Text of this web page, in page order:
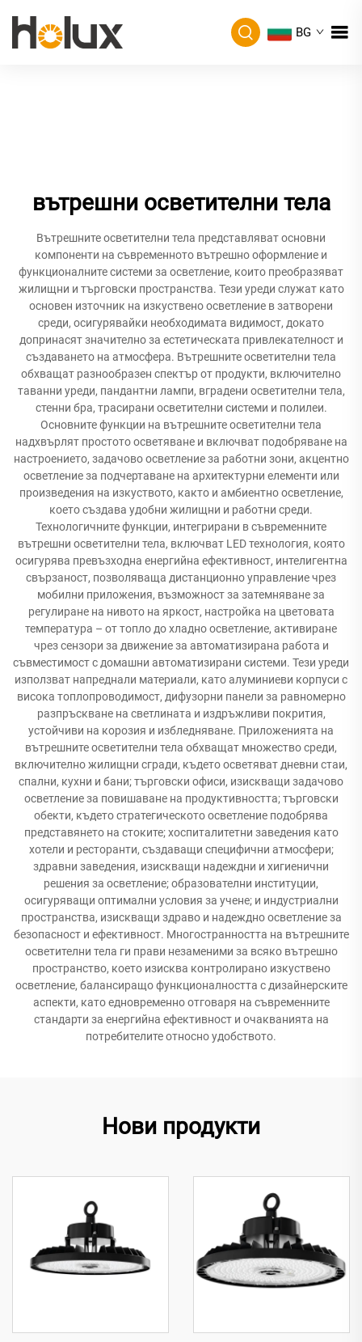
BG
вътрешни осветителни тела
Вътрешните осветителни тела представляват основни
компоненти на съвременното вътрешно оформление и
функционалните системи за осветление, които преобразяват
жилищни и търговски пространства. Тези уреди служат като
основен източник на изкуствено осветление в затворени
среди, осигурявайки необходимата видимост, докато
допринасят значително за естетическата привлекателност и
създаването на атмосфера. Вътрешните осветителни тела
обхващат разнообразен спектър от продукти, включително
таванни уреди, пандантни лампи, вградени осветителни тела,
стенни бра, трасирани осветителни системи и полилеи.
Основните функции на вътрешните осветителни тела
надхвърлят простото осветяване и включват подобряване на
настроението, задачово осветление за работни зони, акцентно
осветление за подчертаване на архитектурни елементи или
произведения на изкуството, както и амбиентно осветление,
което създава удобни жилищни и работни среди.
Технологичните функции, интегрирани в съвременните
вътрешни осветителни тела, включват LED технология, която
осигурява превъзходна енергийна ефективност, интелигентна
свързаност, позволяваща дистанционно управление чрез
мобилни приложения, възможност за затемняване за
регулиране на нивото на яркост, настройка на цветовата
температура – от топло до хладно осветление, активиране
чрез сензори за движение за автоматизирана работа и
съвместимост с домашни автоматизирани системи. Тези уреди
използват напреднали материали, като алуминиеви корпуси с
висока топлопроводимост, дифузорни панели за равномерно
разпръскване на светлината и издръжливи покрития,
устойчиви на корозия и избледняване. Приложенията на
вътрешните осветителни тела обхващат множество среди,
включително жилищни сгради, където осветяват дневни стаи,
спални, кухни и бани; търговски офиси, изискващи задачово
осветление за повишаване на продуктивността; търговски
обекти, където стратегическото осветление подобрява
представянето на стоките; хоспиталитетни заведения като
хотели и ресторанти, създаващи специфични атмосфери;
здравни заведения, изискващи надеждни и хигиенични
решения за осветление; образователни институции,
осигуряващи оптимални условия за учене; и индустриални
пространства, изискващи здраво и надеждно осветление за
безопасност и ефективност. Многостранността на вътрешните
осветителни тела ги прави незаменими за всяко вътрешно
пространство, което изисква контролирано изкуствено
осветление, балансиращо функционалността с дизайнерските
аспекти, като едновременно отговаря на съвременните
стандарти за енергийна ефективност и очакванията на
потребителите относно удобството.
Нови продукти